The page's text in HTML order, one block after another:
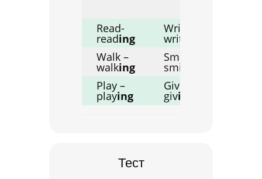
Read-
reading
Write –
writ
Walk –
walking
Smile –
smil
Play –
playing
Give –
giving
Тест